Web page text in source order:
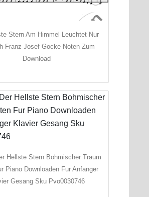
Stern Am Himmel Leuchtet Nur
Franz Josef Gocke Noten Zum
Download
Hellste Stern Bohmischer Traum
Piano Downloaden Fur Anfanger
Gesang Sku Pvo0030746